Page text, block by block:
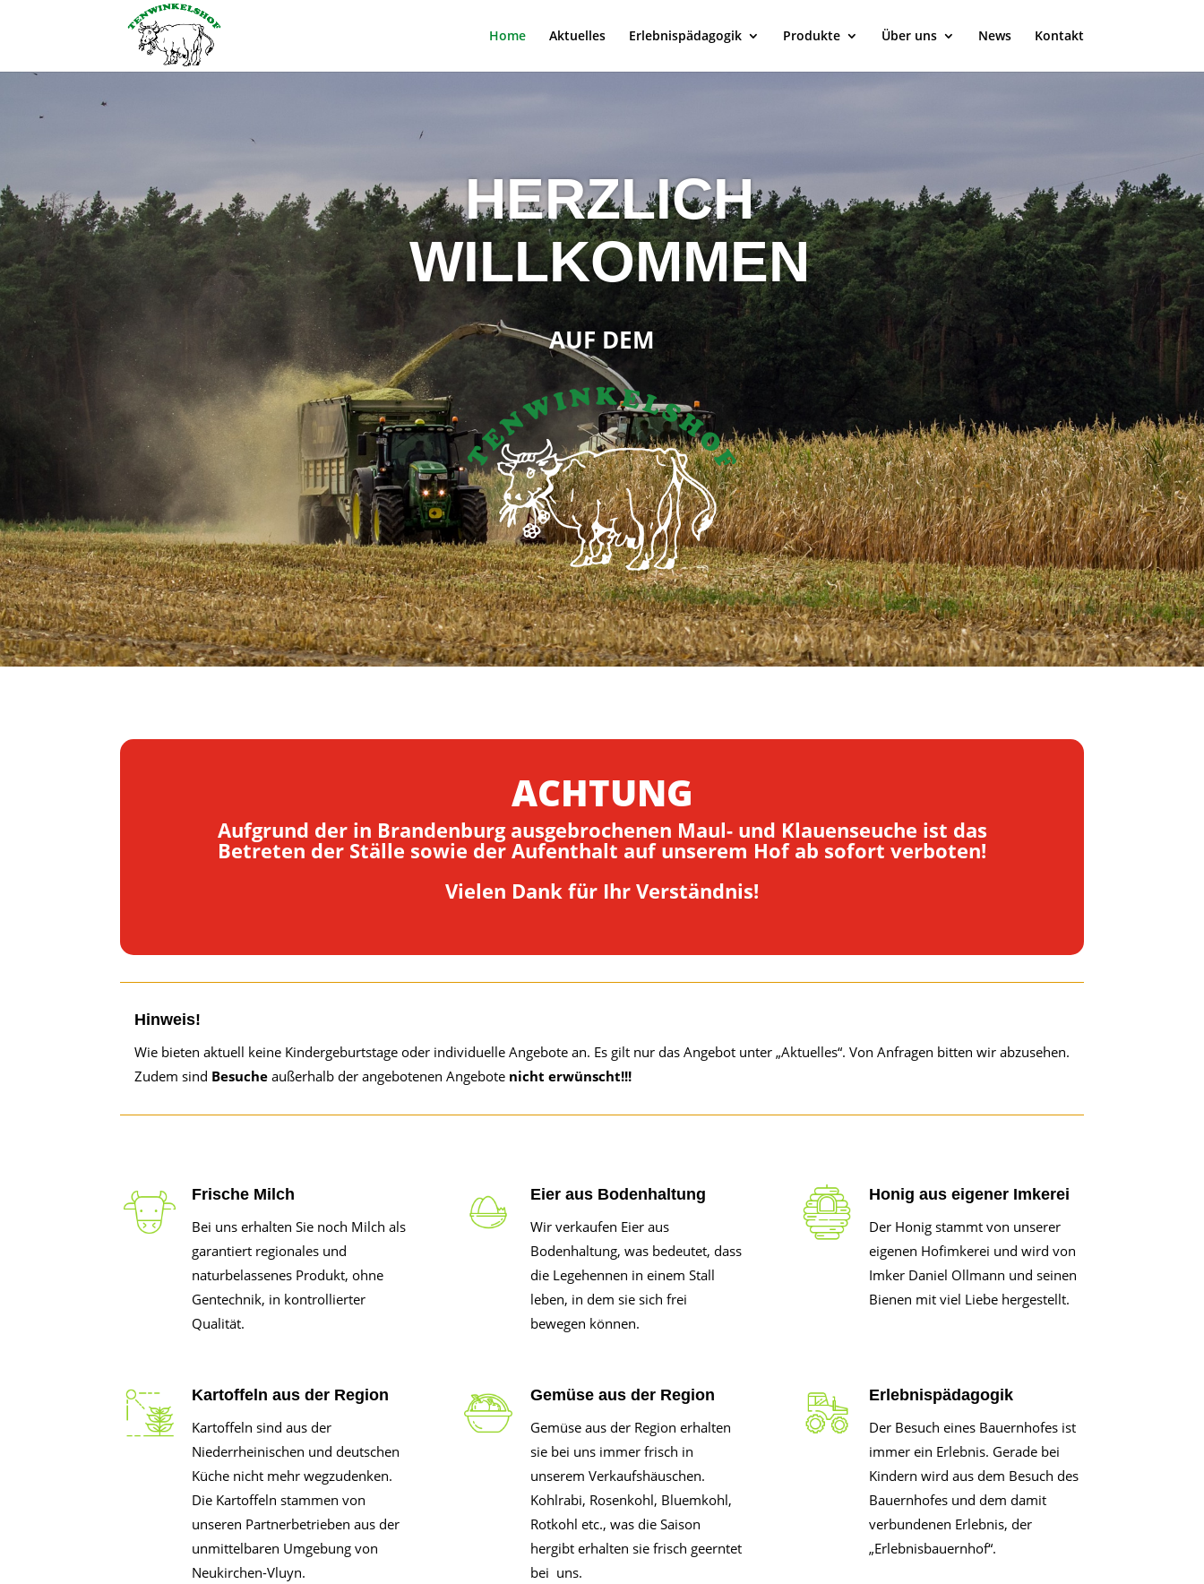
Home Aktuelles Erlebnispädagogik Produkte Über uns News Kontakt
HERZLICH
WILLKOMMEN
AUF DEM
ACHTUNG
Aufgrund der in Brandenburg ausgebrochenen Maul- und Klauenseuche ist das
Betreten der Ställe sowie der Aufenthalt auf unserem Hof ab sofort verboten!
Vielen Dank für Ihr Verständnis!
Hinweis!
Wie bieten aktuell keine Kindergeburtstage oder individuelle Angebote an. Es gilt nur das Angebot unter „Aktuelles“. Von Anfragen bitten wir abzusehen.
Zudem sind Besuche außerhalb der angebotenen Angebote nicht erwünscht!!!
Frische Milch
Bei uns erhalten Sie noch Milch als
garantiert regionales und
naturbelassenes Produkt, ohne
Gentechnik, in kontrollierter
Qualität.
Eier aus Bodenhaltung
Wir verkaufen Eier aus
Bodenhaltung, was bedeutet, dass
die Legehennen in einem Stall
leben, in dem sie sich frei
bewegen können.
Honig aus eigener Imkerei
Der Honig stammt von unserer
eigenen Hofimkerei und wird von
Imker Daniel Ollmann und seinen
Bienen mit viel Liebe hergestellt.
Kartoffeln aus der Region
Kartoffeln sind aus der
Niederrheinischen und deutschen
Küche nicht mehr wegzudenken.
Die Kartoffeln stammen von
unseren Partnerbetrieben aus der
unmittelbaren Umgebung von
Neukirchen-Vluyn.
Gemüse aus der Region
Gemüse aus der Region erhalten
sie bei uns immer frisch in
unserem Verkaufshäuschen.
Kohlrabi, Rosenkohl, Bluemkohl,
Rotkohl etc., was die Saison
hergibt erhalten sie frisch geerntet
bei uns.
Erlebnispädagogik
Der Besuch eines Bauernhofes ist
immer ein Erlebnis. Gerade bei
Kindern wird aus dem Besuch des
Bauernhofes und dem damit
verbundenen Erlebnis, der
„Erlebnisbauernhof“.